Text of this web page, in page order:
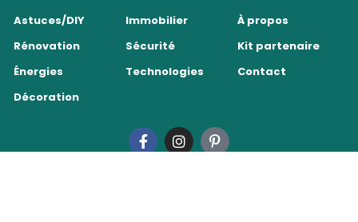
Astuces/DIY
Rénovation
Énergies
Décoration
Immobilier
Sécurité
Technologies
À propos
Kit partenaire
Contact